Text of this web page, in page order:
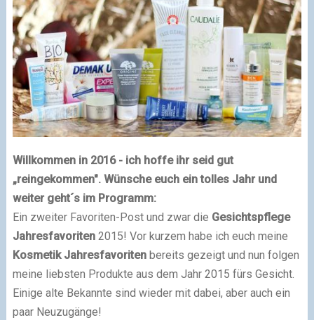
Willkommen in 2016 - ich hoffe ihr seid gut
„reingekommen". Wünsche euch ein tolles Jahr und
weiter geht´s im Programm:
Ein zweiter Favoriten-Post und zwar die Gesichtspflege
Jahresfavoriten2015! Vor kurzem habe ich euch meine
Kosmetik Jahresfavoritenbereits gezeigt und nun folgen
meine liebsten Produkte aus dem Jahr 2015 fürs Gesicht.
Einige alte Bekannte sind wieder mit dabei, aber auch ein
paar Neuzugänge!